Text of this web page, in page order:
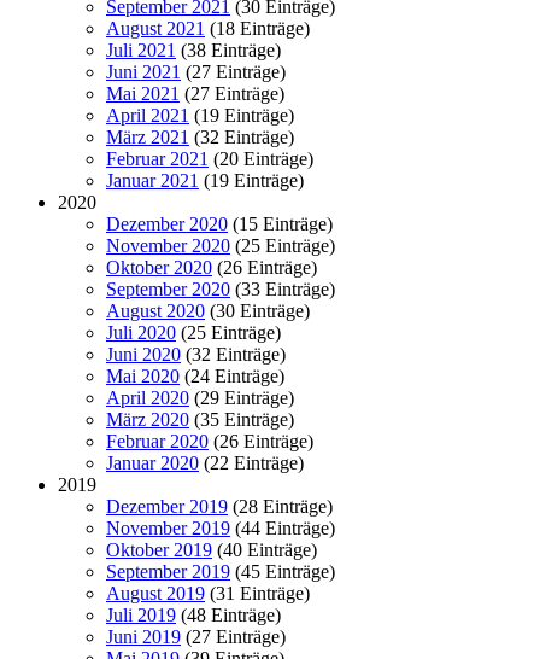
September 2021 (30 Einträge)
August 2021 (18 Einträge)
Juli 2021 (38 Einträge)
Juni 2021 (27 Einträge)
Mai 2021 (27 Einträge)
April 2021 (19 Einträge)
März 2021 (32 Einträge)
Februar 2021 (20 Einträge)
Januar 2021 (19 Einträge)
2020
Dezember 2020 (15 Einträge)
November 2020 (25 Einträge)
Oktober 2020 (26 Einträge)
September 2020 (33 Einträge)
August 2020 (30 Einträge)
Juli 2020 (25 Einträge)
Juni 2020 (32 Einträge)
Mai 2020 (24 Einträge)
April 2020 (29 Einträge)
März 2020 (35 Einträge)
Februar 2020 (26 Einträge)
Januar 2020 (22 Einträge)
2019
Dezember 2019 (28 Einträge)
November 2019 (44 Einträge)
Oktober 2019 (40 Einträge)
September 2019 (45 Einträge)
August 2019 (31 Einträge)
Juli 2019 (48 Einträge)
Juni 2019 (27 Einträge)